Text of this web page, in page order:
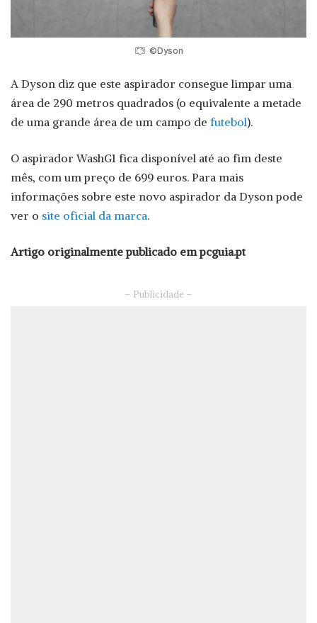
©Dyson
A Dyson diz que este aspirador consegue limpar uma
área de 290 metros quadrados (o equivalente a metade
de uma grande área de um campo de futebol).
O aspirador WashG1 fica disponível até ao fim deste
mês, com um preço de 699 euros. Para mais
informações sobre este novo aspirador da Dyson pode
ver o site oficial da marca.
Artigo originalmente publicado em pcguia.pt
– Publicidade –